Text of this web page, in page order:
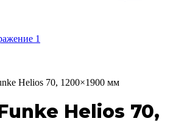
Helios 70, 1200×1900 мм
Helios 70,